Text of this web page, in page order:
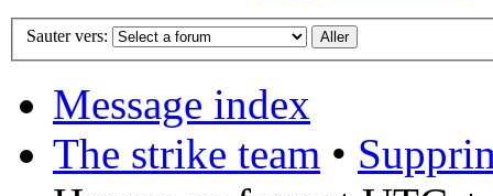
Sauter vers:
Message index
The strike team •